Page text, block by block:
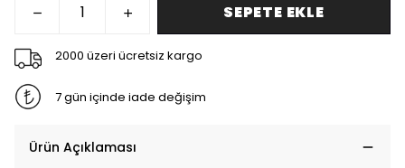
SEPETE EKLE
2000 üzeri ücretsiz kargo
7 gün içinde iade değişim
Ürün Açıklaması